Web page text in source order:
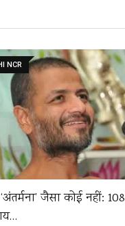
NCR
जैसा कोई नहीं: 108